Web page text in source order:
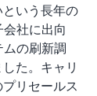
いう長年の
社に出向
ムの刷新調
た。キャリ
リセールス